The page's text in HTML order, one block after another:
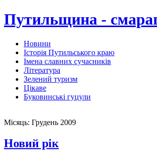
Путильщина -
Новини
Історія Путильського краю
Імена славних сучасників
Література
Зелений туризм
Цікаве
Буковинські гуцули
Місяць: Грудень 2009
Новий рік